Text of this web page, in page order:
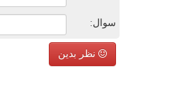
سوال:
نظر بدین